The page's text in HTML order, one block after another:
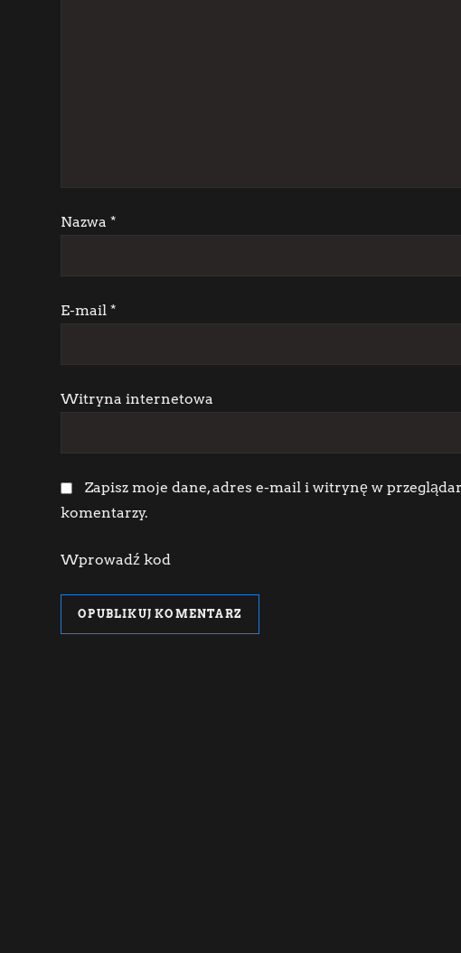
p
s
Nazwa*
E-mail*
Witryna internetowa
Zapisz moje dane, adres e-mail i witrynę w
komentarzy.
Wprowadź kod